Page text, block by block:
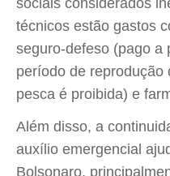
sociais considerados
técnicos estão gastos
seguro-defeso (pago a
período de reprodução
pesca é proibida) e
Além disso, a
auxílio emergencial
Bolsonaro,